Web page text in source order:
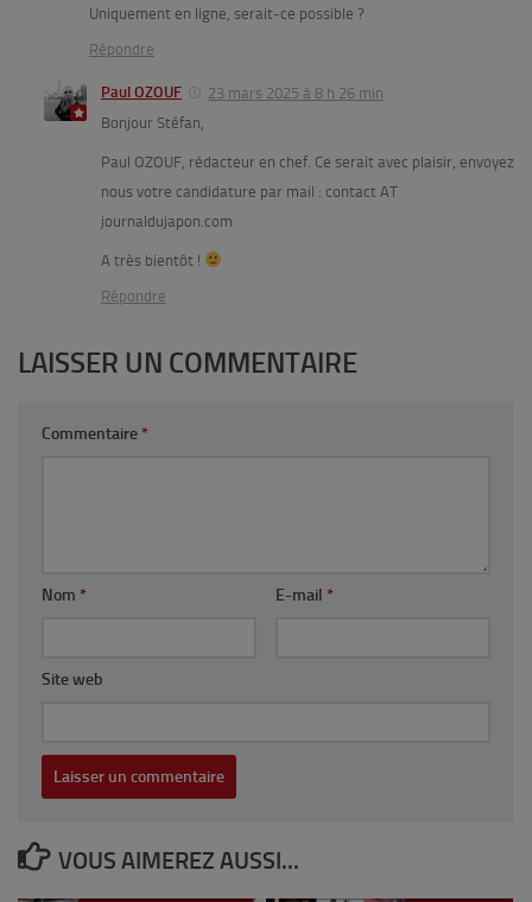
Uniquement en ligne, serait-ce possible ?
Répondre
Paul OZOUF
23 mars 2025 à 8 h 26 min
Bonjour Stéfan,
Paul OZOUF, rédacteur en chef. Ce serait avec plaisir, envoyez
nous votre candidature par mail : contact AT
journaldujapon.com
A très bientôt !
Répondre
LAISSER UN COMMENTAIRE
Commentaire *
Nom * E-mail *
Site web
VOUS AIMEREZ AUSSI...